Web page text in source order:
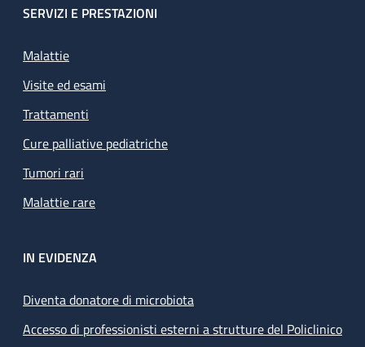
SERVIZI E PRESTAZIONI
Malattie
Visite ed esami
Trattamenti
Cure palliative pediatriche
Tumori rari
Malattie rare
IN EVIDENZA
Diventa donatore di microbiota
Accesso di professionisti esterni a strutture del Policlinico